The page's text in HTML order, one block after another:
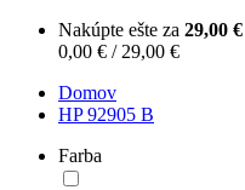
Nakúpte ešte za 29,00 €
0,00 € / 29,00 €
Domov
HP 92905 B
Farba